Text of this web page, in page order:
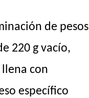
de pesos
220 g vacío,
llena con
específico